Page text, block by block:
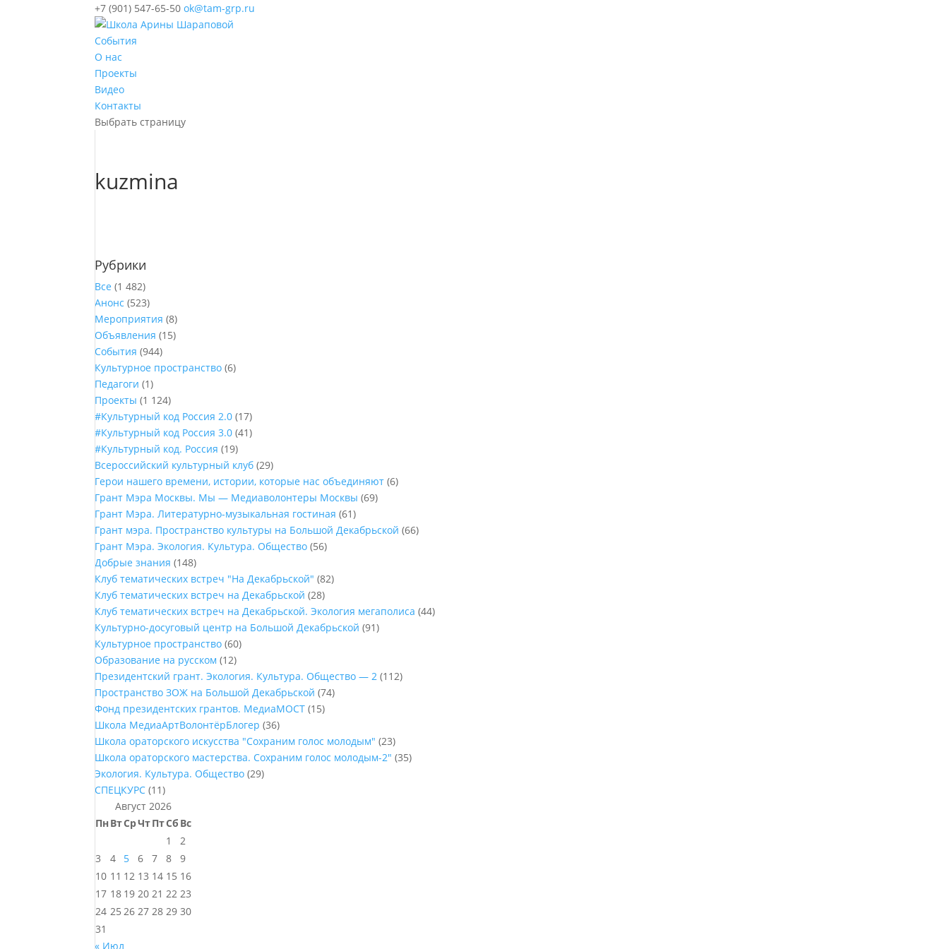
+7 (901) 547-65-50 ok@tam-grp.ru
События
О нас
Проекты
Видео
Контакты
Выбрать страницу
kuzmina
Рубрики
Все (1 482)
Анонс (523)
Мероприятия (8)
Объявления (15)
События (944)
Культурное пространство (6)
Педагоги (1)
Проекты (1 124)
#Культурный код Россия 2.0 (17)
#Культурный код Россия 3.0 (41)
#Культурный код. Россия (19)
Всероссийский культурный клуб (29)
Герои нашего времени, истории, которые нас объединяют (6)
Грант Мэра Москвы. Мы — Медиаволонтеры Москвы (69)
Грант Мэра. Литературно-музыкальная гостиная (61)
Грант мэра. Пространство культуры на Большой Декабрьской (66)
Грант Мэра. Экология. Культура. Общество (56)
Добрые знания (148)
Клуб тематических встреч "На Декабрьской" (82)
Клуб тематических встреч на Декабрьской (28)
Клуб тематических встреч на Декабрьской. Экология мегаполиса (44)
Культурно-досуговый центр на Большой Декабрьской (91)
Культурное пространство (60)
Образование на русском (12)
Президентский грант. Экология. Культура. Общество — 2 (112)
Пространство ЗОЖ на Большой Декабрьской (74)
Фонд президентских грантов. МедиаМОСТ (15)
Школа МедиаАртВолонтёрБлогер (36)
Школа ораторского искусства "Сохраним голос молодым" (23)
Школа ораторского мастерства. Сохраним голос молодым-2" (35)
Экология. Культура. Общество (29)
СПЕЦКУРС (11)
Август 2026
ПнВтСрЧтПтСб Вс
1
2
3
4 5 6 7 8
9
10 11 12 13 14 15 16
17 18 19 20 21 22 23
24 25 26 27 28 29 30
31
« Июл